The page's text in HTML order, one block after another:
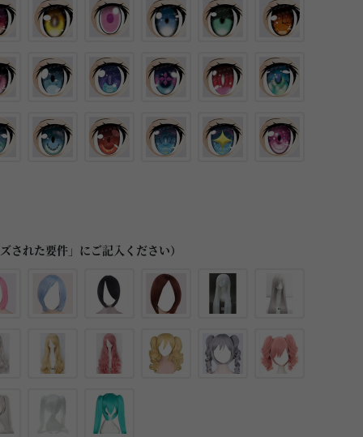
された要件」にご記入ください）